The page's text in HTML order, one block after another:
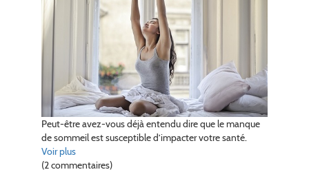
Peut-être avez-vous déjà entendu dire que le manque
de sommeil est susceptible d’impacter votre santé.
Voir plus
(2 commentaires)